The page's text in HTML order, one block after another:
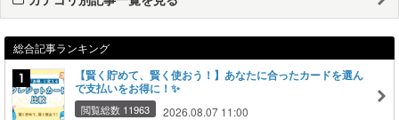
総合記事ランキング
【賢く貯めて、賢く使おう！】あなたに合ったカードを選ん
で支払いをお得に！✨
閲覧総数 11963 2026.08.07 11:00